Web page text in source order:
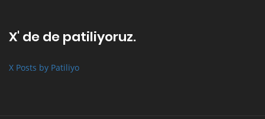
X' de de patiliyoruz.
X Posts by Patiliyo